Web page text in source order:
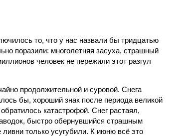
то, что у нас назвали бы тридцатью
поразили: многолетняя засуха, страшный
человек не пережили этот разгул
продолжительной и суровой. Снега
бы, хороший знак после периода великой
катастрофой. Снег растаял,
быстро обернувшийся страшным
только усугубили. К июню всё это